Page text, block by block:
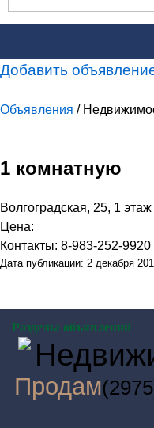
Добавить
Объявления /
1 комнатную
Волгоградская, 25, 1 этаж
Цена:
Контакты: 8-983-252-9920
Дата публикации: 2 декабря
Разделы объявлений
Продам